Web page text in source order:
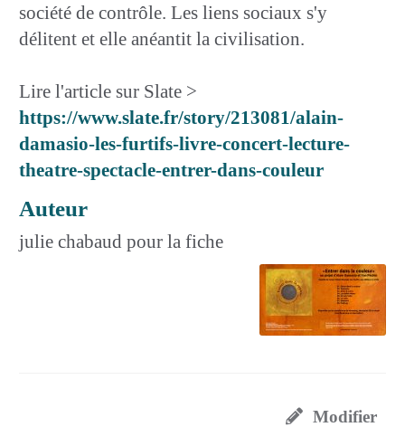
société de contrôle. Les liens sociaux s'y
délitent et elle anéantit la civilisation.
Lire l'article sur Slate >
https://www.slate.fr/story/213081/alain-
damasio-les-furtifs-livre-concert-lecture-
theatre-spectacle-entrer-dans-couleur
Auteur
julie chabaud pour la fiche
Modifier